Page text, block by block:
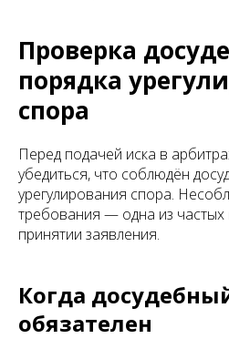
Проверка
порядка
спора
Перед подачей иска в
убедиться, что соблюдён
урегулирования спора.
требования — одна из частых
принятии заявления.
Когда
обязателен